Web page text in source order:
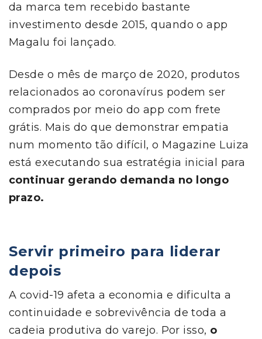
da marca tem recebido bastante
investimento desde 2015, quando o app
Magalu foi lançado.
Desde o mês de março de 2020, produtos
relacionados ao coronavírus podem ser
comprados por meio do app com frete
grátis. Mais do que demonstrar empatia
num momento tão difícil, o Magazine Luiza
está executando sua estratégia inicial para
continuar gerando demanda no longo
prazo.
Servir primeiro para liderar
depois
A covid-19 afeta a economia e dificulta a
continuidade e sobrevivência de toda a
cadeia produtiva do varejo. Por isso, o